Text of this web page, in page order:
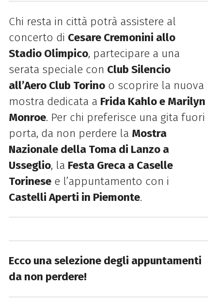
Chi resta in città potrà assistere al
concerto di Cesare Cremonini allo
Stadio Olimpico, partecipare a una
serata speciale con Club Silencio
all’Aero Club Torinoo scoprire la nuova
mostra dedicata a Frida Kahlo e Marilyn
Monroe. Per chi preferisce una gita fuori
porta, da non perdere la Mostra
Nazionale della Toma di Lanzo a
Usseglio, la Festa Greca a Caselle
Torinesee l’appuntamento con i
Castelli Aperti in Piemonte.
Ecco una selezione degli appuntamenti
da non perdere!